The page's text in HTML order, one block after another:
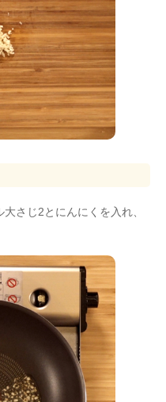
さじ2とにんにくを入れ、